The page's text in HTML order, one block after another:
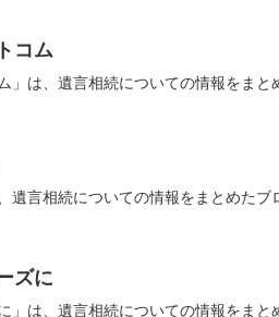
コム
」は、遺言相続についての情報をま
遺言相続についての情報をまとめた
ズに
」は、遺言相続についての情報をま